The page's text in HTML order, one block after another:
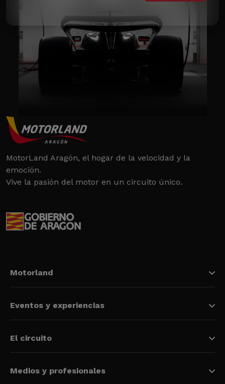
MotorLand Aragón, el hogar de la velocidad y la
emoción.
Vive la pasión del motor en un circuito único.
Motorland
Eventos y experiencias
El circuito
Medios y profesionales